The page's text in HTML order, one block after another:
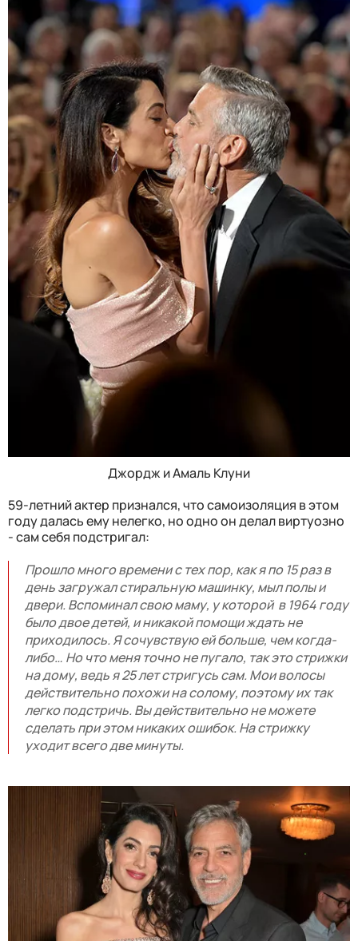
Джордж и Амаль Клуни
59-летний актер признался, что самоизоляция в этом
году далась ему нелегко, но одно он делал виртуозно
- сам себя подстригал:
Прошло много времени с тех пор, как я по 15 раз в
день загружал стиральную машинку, мыл полы и
двери. Вспоминал свою маму, у которой в 1964 году
было двое детей, и никакой помощи ждать не
приходилось. Я сочувствую ей больше, чем когда-
либо… Но что меня точно не пугало, так это стрижки
на дому, ведь я 25 лет стригусь сам. Мои волосы
действительно похожи на солому, поэтому их так
легко подстричь. Вы действительно не можете
сделать при этом никаких ошибок. На стрижку
уходит всего две минуты.